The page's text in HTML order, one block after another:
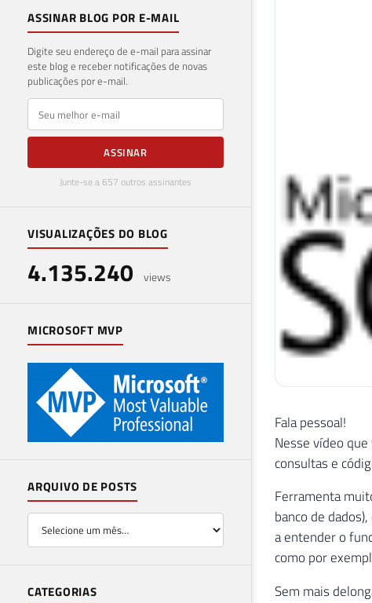
ASSINAR BLOG POR E-MAIL
Digite seu endereço de e-mail para assinar
este blog e receber notificações de novas
publicações por e-mail.
E-mail
ASSINAR
Junte-se a 657 outros assinantes
VISUALIZAÇÕES DO BLOG
4.135.240 views
MICROSOFT MVP
ARQUIVO DE POSTS
CATEGORIAS
Fala pessoal!
Nesse vídeo
consultas e
Ferramenta
banco de
a entender o
como por
Sem mais